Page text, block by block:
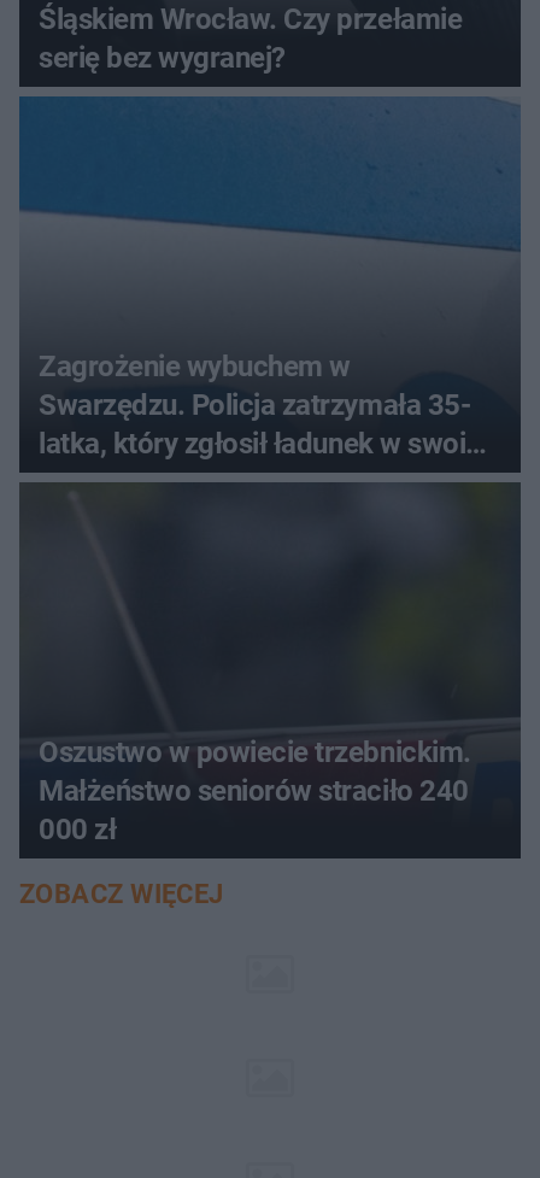
Śląskiem Wrocław. Czy przełamie
serię bez wygranej?
Zagrożenie wybuchem w
Swarzędzu. Policja zatrzymała 35-
latka, który zgłosił ładunek w swoim
aucie
Oszustwo w powiecie trzebnickim.
Małżeństwo seniorów straciło 240
000 zł
ZOBACZ WIĘCEJ